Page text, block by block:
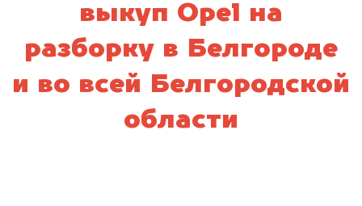
выкуп Opel на
разборку в Белгороде
и во всей Белгородской
области